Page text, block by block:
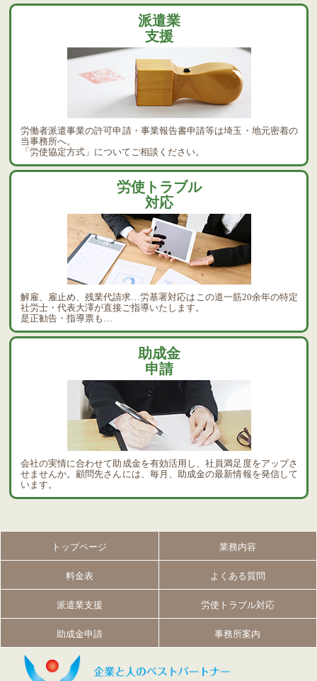
派遣業
支援
労働者派遣事業の許可申請・事業報告書申請等は埼玉・地元密着の
当事務所へ。
「労使協定方式」についてご相談ください。
労使トラブル
対応
解雇、雇止め、残業代請求…労基署対応はこの道一筋20余年の特定
社労士・代表大澤が直接ご指導いたします。
是正勧告・指導票も…
助成金
申請
会社の実情に合わせて助成金を有効活用し、社員満足度をアップさ
せませんか。顧問先さんには、毎月、助成金の最新情報を発信して
います。
トップページ 業務内容
料金表 よくある質問
派遣業支援 労使トラブル対応
助成金申請 事務所案内